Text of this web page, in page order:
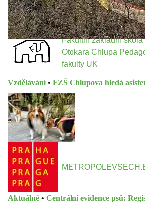
Fakultní základní škola
Otokara Chlupa
fakulty UK
Vzdělávání • FZŠ Chlupova hledá
Aktuálně • Centrální evidence psů: